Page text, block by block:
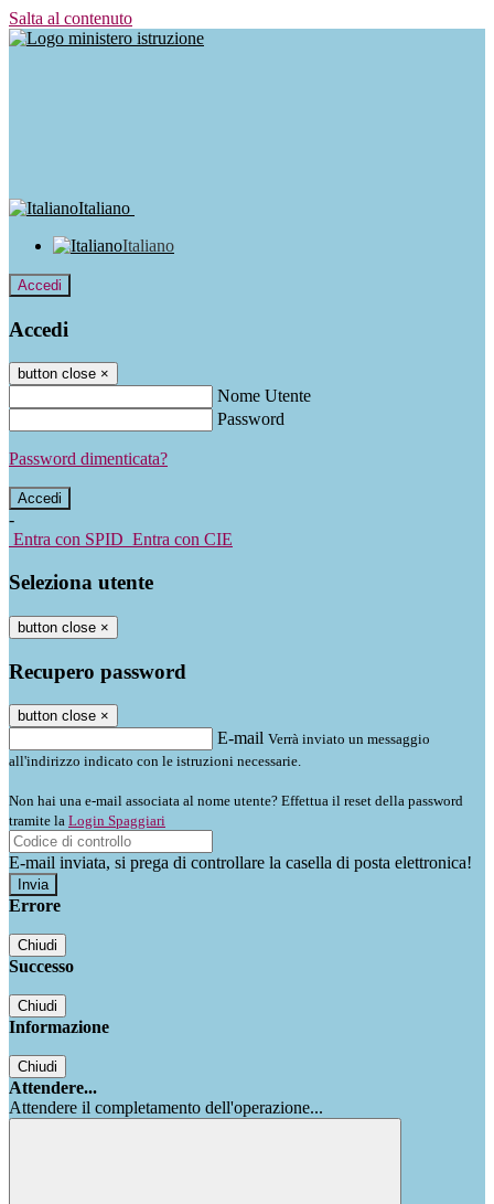
Salta al contenuto
Italiano
Italiano
Accedi
Accedi
button close ×
Nome Utente
Password
Password dimenticata?
-
Entra con SPID Entra con CIE
Seleziona utente
button close ×
Recupero password
button close ×
E-mail Verrà inviato un messaggio
all'indirizzo indicato con le istruzioni necessarie.
Non hai una e-mail associata al nome utente? Effettua il reset della password
tramite la Login Spaggiari
E-mail inviata, si prega di controllare la casella di posta elettronica!
Errore
Chiudi
Successo
Chiudi
Informazione
Chiudi
Attendere...
Attendere il completamento dell'operazione...